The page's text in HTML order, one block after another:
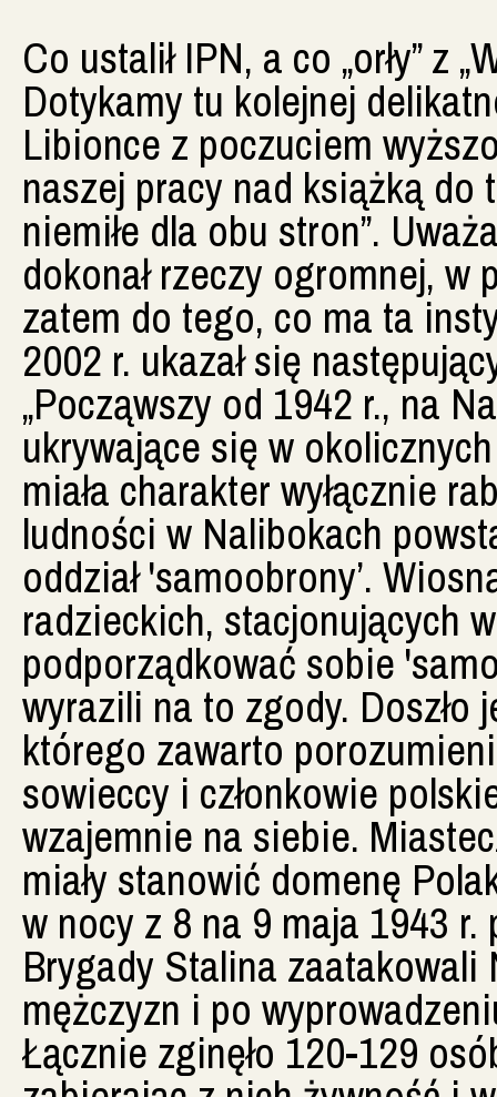
Co ustalił IPN, a co „orły” z
Dotykamy tu kolejnej
Libionce z poczuciem
naszej pracy nad książką
niemiłe dla obu stron”.
dokonał rzeczy ogromnej,
zatem do tego, co ma ta
2002 r. ukazał się
„Począwszy od 1942 r., na
ukrywające się w
miała charakter wyłącznie
ludności w Nalibokach
oddział 'samoobrony’.
radzieckich, stacjonujących
podporządkować sobie
wyrazili na to zgody.
którego zawarto
sowieccy i członkowie
wzajemnie na siebie.
miały stanowić domenę
w nocy z 8 na 9 maja 1943
Brygady Stalina
mężczyzn i po
Łącznie zginęło 120-129